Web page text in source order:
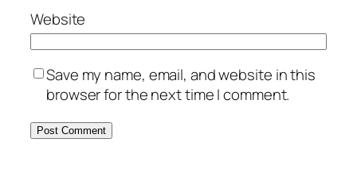
Website
Save my name, email, and website in this
browser for the next time I comment.